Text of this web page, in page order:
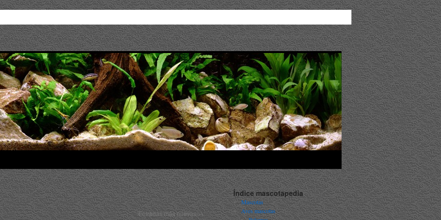
Mascotas. Enciclopedia Ilustrada
Entradas más nuevas→
Índice mascotapedia
Mascotas
Aves mascotas